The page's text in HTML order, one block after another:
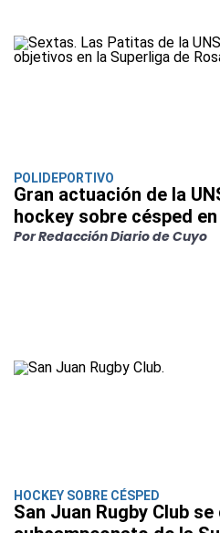
POLIDEPORTIVO
Gran actuación de la
hockey sobre césped
Por Redacción Diario de Cuyo
HOCKEY SOBRE CÉSPED
San Juan Rugby Club